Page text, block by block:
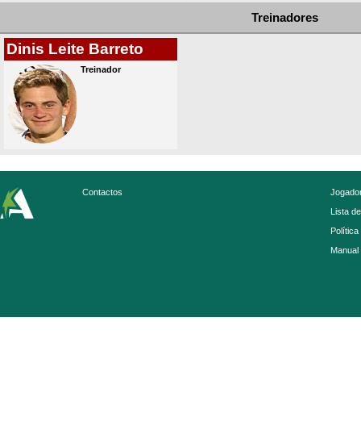
Treinadores
Dinis Leite Barreto
Treinador
Contactos
Lista